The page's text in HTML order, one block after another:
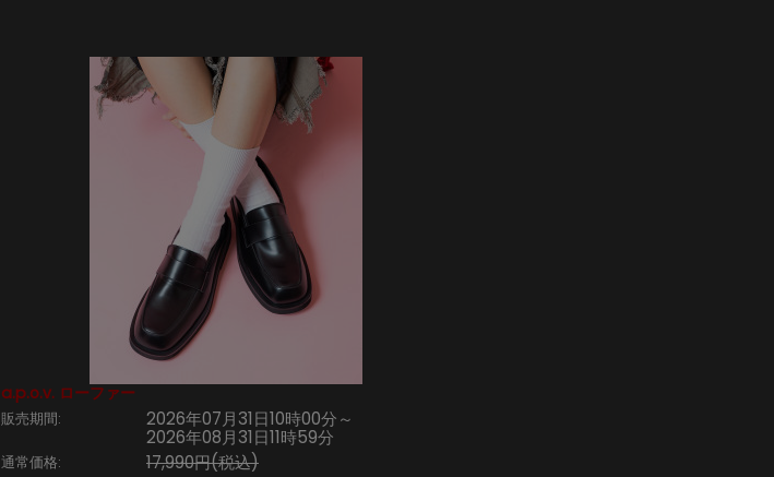
a.p.o.v. ローファー
販売期間:
2026年07月31日10時00分～
2026年08月31日11時59分
通常価格: 17,990円(税込)